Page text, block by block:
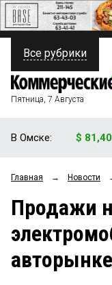
ПОЛИТИКА
ФИНАНСЫ
ОБЩЕСТВО
ЗАКОН
НОВОСТИ
Все рубрики
Пятница, 7 Августа
В Омске: $
Главная → Новости
Продажи